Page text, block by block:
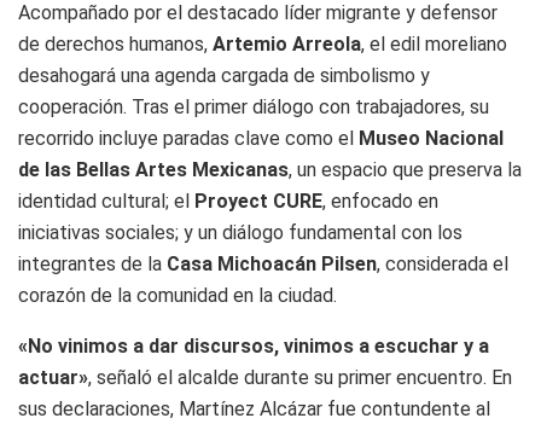
Acompañado por el destacado líder migrante y defensor
de derechos humanos, Artemio Arreola, el edil moreliano
desahogará una agenda cargada de simbolismo y
cooperación. Tras el primer diálogo con trabajadores, su
recorrido incluye paradas clave como el Museo Nacional
de las Bellas Artes Mexicanas, un espacio que preserva la
identidad cultural; el Proyect CURE, enfocado en
iniciativas sociales; y un diálogo fundamental con los
integrantes de la Casa Michoacán Pilsen, considerada el
corazón de la comunidad en la ciudad.
«No vinimos a dar discursos, vinimos a escuchar y a
actuar», señaló el alcalde durante su primer encuentro. En
sus declaraciones, Martínez Alcázar fue contundente al